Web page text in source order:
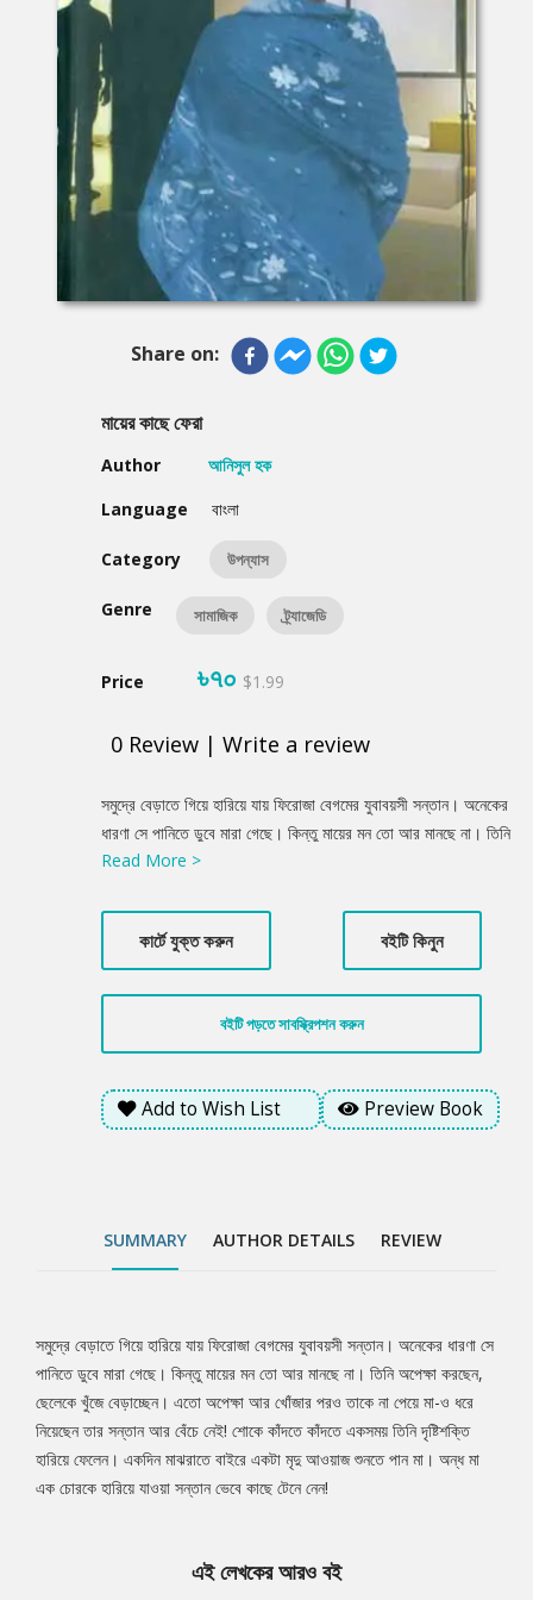
Share on:
মায়ের কাছে ফেরা
Author
আনিসুল হক
Language
বাংলা
Category উপন্যাস
Genre সামাজিক ট্র্যাজেডি
Price ৳৭০ $1.99
0 Review | Write a review
Product
Summery
সমুদ্রে বেড়াতে গিয়ে হারিয়ে যায় ফিরোজা বেগমের যুবাবয়সী সন্তান। অনেকের
ধারণা সে পানিতে ডুবে মারা গেছে। কিন্তু মায়ের মন তো আর মানছে না। তিনি
অপেক্ষা করছেন, ছেলেকে খুঁজে বেড়াচ্ছেন। এতো অপেক্ষা আর খোঁজার পরও
কাঁদতে একসময় তিনি দৃষ্টিশক্তি হারিয়ে ফেলেন। একদিন মাঝরাতে বাইরে একটা
মৃদু আওয়াজ শুনতে পান মা। অন্ধ মা এক চোরকে হারিয়ে যাওয়া সন্তান ভেবে
কাছে টেনে নেন!
Read More >
কার্টে যুক্ত করুন বইটি কিনুন
বইটি পড়তে সাবস্ক্রিপশন করুন
Add to Wish List Preview Book
SUMMARY AUTHOR DETAILS REVIEW
Tab
Article
সমুদ্রে বেড়াতে গিয়ে হারিয়ে যায় ফিরোজা বেগমের যুবাবয়সী সন্তান। অনেকের ধারণা সে
পানিতে ডুবে মারা গেছে। কিন্তু মায়ের মন তো আর মানছে না। তিনি অপেক্ষা করছেন,
ছেলেকে খুঁজে বেড়াচ্ছেন। এতো অপেক্ষা আর খোঁজার পরও তাকে না পেয়ে মা-ও ধরে
নিয়েছেন তার সন্তান আর বেঁচে নেই! শোকে কাঁদতে কাঁদতে একসময় তিনি দৃষ্টিশক্তি
হারিয়ে ফেলেন। একদিন মাঝরাতে বাইরে একটা মৃদু আওয়াজ শুনতে পান মা। অন্ধ মা
এক চোরকে হারিয়ে যাওয়া সন্তান ভেবে কাছে টেনে নেন!
এই লেখকের আরও বই